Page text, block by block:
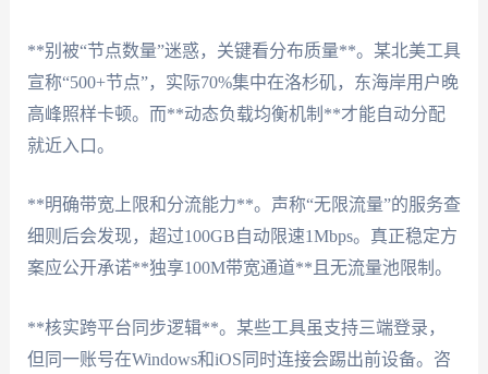
**别被“节点数量”迷惑，关键看分布质量**。某北美工具
宣称“500+节点”，实际70%集中在洛杉矶，东海岸用户晚
高峰照样卡顿。而**动态负载均衡机制**才能自动分配
就近入口。
**明确带宽上限和分流能力**。声称“无限流量”的服务查
细则后会发现，超过100GB自动限速1Mbps。真正稳定方
案应公开承诺**独享100M带宽通道**且无流量池限制。
**核实跨平台同步逻辑**。某些工具虽支持三端登录，
但同一账号在Windows和iOS同时连接会踢出前设备。咨